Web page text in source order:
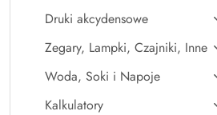
Druki akcydensowe
Zegary, Lampki, Czajniki, Inne
Woda, Soki i Napoje
Kalkulatory